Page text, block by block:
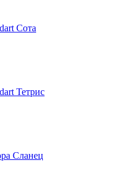
Сота
Тетрис
Сланец